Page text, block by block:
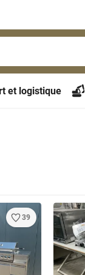
et logistique
39